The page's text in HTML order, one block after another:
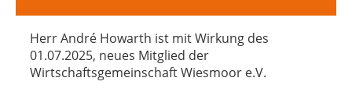
Herr André Howarth ist mit Wirkung des
01.07.2025, neues Mitglied der
Wirtschaftsgemeinschaft Wiesmoor e.V.